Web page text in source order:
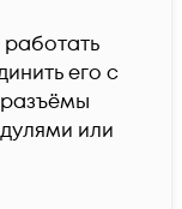
его с
разъёмы
или